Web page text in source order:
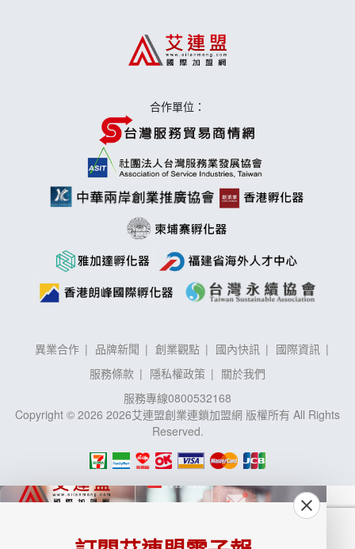
莫尼早餐Morni加盟說明會
合作單位：
異業合作 品牌新聞 創業觀點 國內快訊
國際資訊
服務條款
隱私權政策
關於我們
服務專線0800532168
Copyright © 2026 2026艾連盟創業連鎖加盟網 版權所有 All Rights
Reserved.